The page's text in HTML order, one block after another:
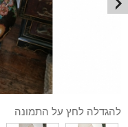
להגדלה לחץ על התמונה